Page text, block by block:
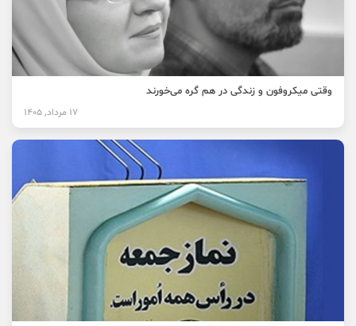
وقتی میکروفون و زندگی در هم گره می‌خورند
17 مرداد, 1405